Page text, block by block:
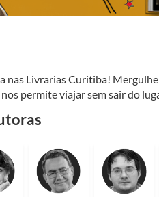
nas Livrarias Curitiba!
permite viajar sem sair do
aqui para ajudar a